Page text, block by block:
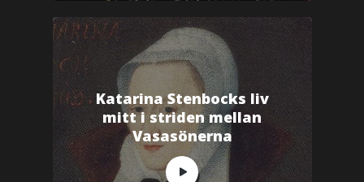
Katarina Stenbocks liv
mitt i striden mellan
Vasasönerna